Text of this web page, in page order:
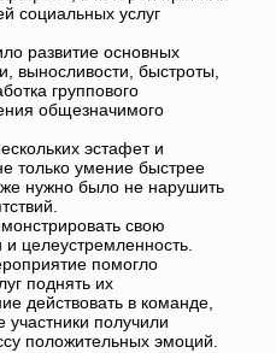
социальных услуг
развитие основных
выносливости, быстроты,
группового
общезначимого
эстафет и
только умение быстрее
нужно было не нарушить
свою
и целеустремленность.
помогло
поднять их
действовать в команде,
участники получили
положительных эмоций.